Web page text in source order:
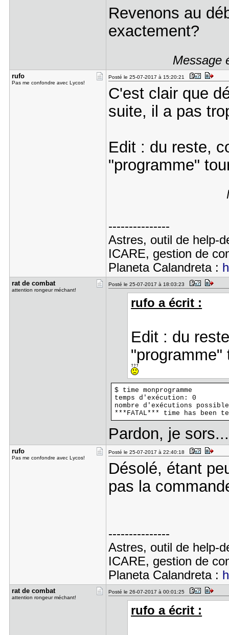
Revenons au
exactement?
Message
rufo
Pas me confondre avec Lycos!
Posté le 25-07-2017 à 15:20:21
C'est clair que
suite, il a pas
Edit : du reste,
"programme"
---------------
Astres, outil de help-
ICARE, gestion de
Planeta Calandreta :
rat de com​bat
attention rongeur méchant!
Posté le 25-07-2017 à 18:03:23
rufo a écrit :
Edit : du
"programme"
$ time monprogramme
temps d'exécution: 0
nombre d'exécutions
***FATAL*** time has been
Pardon, je
rufo
Pas me confondre avec Lycos!
Posté le 25-07-2017 à 22:40:18
Désolé, étant
pas la
---------------
Astres, outil de help-
ICARE, gestion de
Planeta Calandreta :
rat de com​bat
attention rongeur méchant!
Posté le 26-07-2017 à 00:01:25
rufo a écrit :